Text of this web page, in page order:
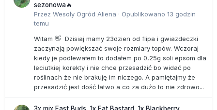
sezonowa🔥
Przez Wesoły Ogród Aliena · Opublikowano 13 godzin
temu
Witam 👋 Dzisiaj mamy 23dzien od flipa i gwiazdeczki
zaczynają powiększać swoje rozmiary topów. Wczoraj
kiedy je podlewałem to dodałem po 0,25g soli epsom dla
leciutkiej korekty i nie chce przesadzić bo widać po
roślinach że nie brakuję im niczego. A pamiętajmy że
przesadzić jest dość łatwo a co za dużo to nie zdrowo...